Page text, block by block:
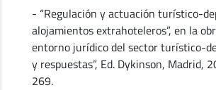
- “Regulación y actuación turístico-
alojamientos extrahoteleros”, en la
entorno jurídico del sector turístico-
y respuestas”, Ed. Dykinson, Madrid,
269.